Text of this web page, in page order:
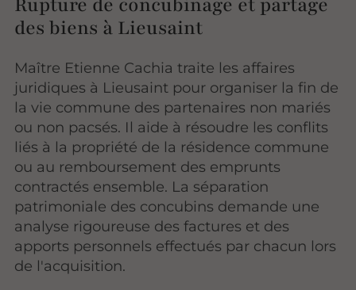
Rupture de concubinage et partage
des biens à Lieusaint
Maître Etienne Cachia traite les affaires
juridiques à Lieusaint pour organiser la fin de
la vie commune des partenaires non mariés
ou non pacsés. Il aide à résoudre les conflits
liés à la propriété de la résidence commune
ou au remboursement des emprunts
contractés ensemble. La séparation
patrimoniale des concubins demande une
analyse rigoureuse des factures et des
apports personnels effectués par chacun lors
de l'acquisition.